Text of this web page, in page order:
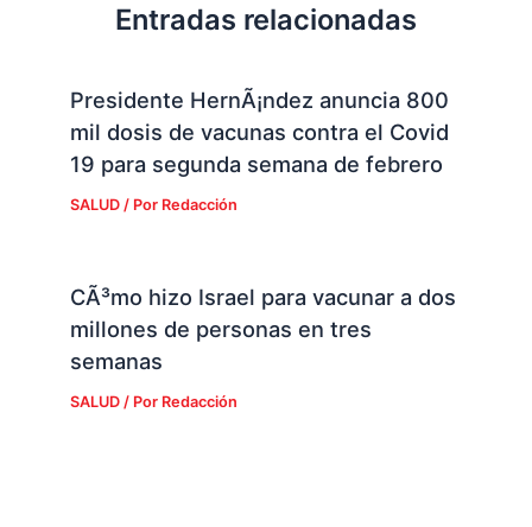
Entradas relacionadas
Presidente HernÃ¡ndez anuncia 800
mil dosis de vacunas contra el Covid
19 para segunda semana de febrero
SALUD/ Por Redacción
CÃ³mo hizo Israel para vacunar a dos
millones de personas en tres
semanas
SALUD/ Por Redacción